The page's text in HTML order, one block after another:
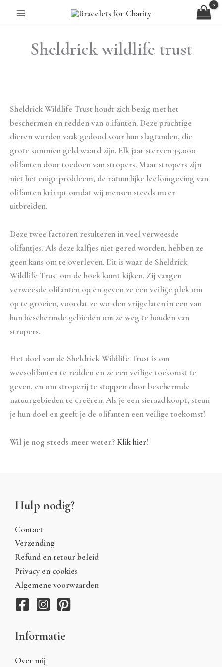
Sheldrick wildlife trust
Sheldrick Wildlife Trust houdt zich bezig met het
beschermen en redden van olifanten. Deze prachtige
dieren worden vaak gedood voor hun slagtanden, die
grote sommen geld waard zijn. Elk jaar sterven 35.000
olifanten door toedoen van stropers. Maar stropers zijn
niet het enige probleem, de natuurlijke leefomgeving van
olifanten krimpt omdat wij mensen steeds meer
uitbreiden.
Deze twee factoren resulteren in veel verweesde
olifantjes. Als deze kalfjes niet gered worden, hebben ze
geen kans om te overleven. Dit is waar de Sheldrick
Wildlife Trust om de hoek komt kijken. Zij vangen
verweesde olifanten op en geven ze een veilige plek om
op te groeien, voordat ze worden vrijgelaten in een van
hun beschermde gebieden om ze weg te houden van
stropers.
Het doel van de Sheldrick Wildlife Trust is om
weesolifanten te redden en ze een veilige toekomst te
geven, en om stroperij te stoppen door beschermde
natuurgebieden te creëren. Als je een sieraad koopt, steun
je hun doel en geeft je de olifanten een veilige toekomst!
Wil je nog steeds meer weten? Klik hier!
Hulp nodig?
Contact
Verzending
Refund en retour beleid
Privacy en cookies
Algemene voorwaarden
Informatie
Over mij